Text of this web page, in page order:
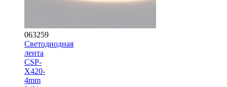
063259
Светодиодная
лента
CSP-
X420-
4mm